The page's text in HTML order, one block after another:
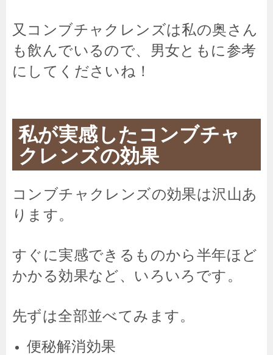
又コンブチャクレンズは私の奥さん
も飲んでいるので、男女ともに参考
にしてくださいね！
私が実感したコンブチャ
クレンズの効果
コンブチャクレンズの効果は沢山あ
ります。
すぐに実感できるものから半年ほど
かかる効果など、いろいろです。
先ずは全部並べてみます。
便秘解消効果